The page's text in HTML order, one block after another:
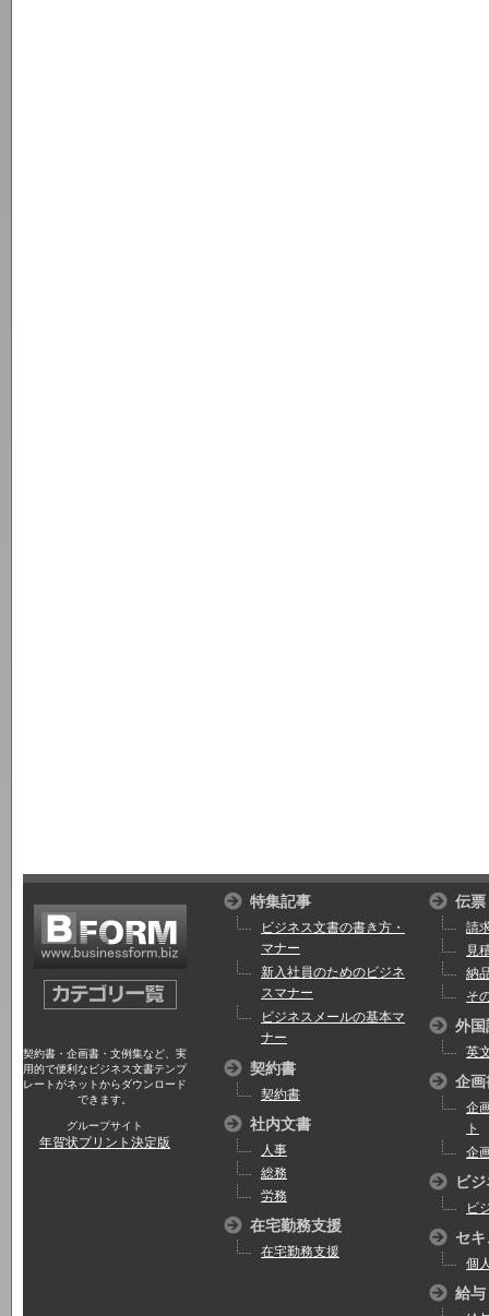
契約書・企画書・文例集など、実
用的で便利なビジネス文書テンプ
レートがネットからダウンロード
できます。
グループサイト
年賀状プリント決定版
特集記事
ビジネス文書の書き方・
マナー
新入社員のためのビジネ
スマナー
ビジネスメールの基本マ
ナー
契約書
契約書
社内文書
人事
総務
労務
在宅勤務支援
在宅勤務支援
伝票
請
見
納
そ
外国
英
企画
企
ト
企
ビ
ビ
セ
個
給与